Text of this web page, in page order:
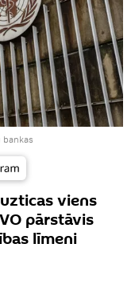
bankas
viens
pārstāvis
līmeni